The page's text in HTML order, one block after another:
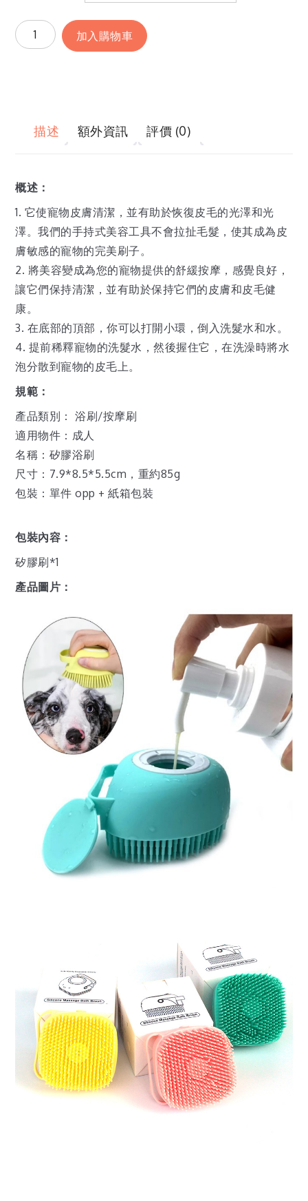
加入購物車
描述 額外資訊 評價 (0)
概述：
1. 它使寵物皮膚清潔，並有助於恢復皮毛的光澤和光
澤。我們的手持式美容工具不會拉扯毛髮，使其成為皮
膚敏感的寵物的完美刷子。
2. 將美容變成為您的寵物提供的舒緩按摩，感覺良好，
讓它們保持清潔，並有助於保持它們的皮膚和皮毛健
康。
3. 在底部的頂部，你可以打開小環，倒入洗髮水和水。
4. 提前稀釋寵物的洗髮水，然後握住它，在洗澡時將水
泡分散到寵物的皮毛上。
規範：
產品類別： 浴刷/按摩刷
適用物件：成人
名稱：矽膠浴刷
尺寸：7.9*8.5*5.5cm，重約85g
包裝：單件 opp + 紙箱包裝
包裝內容：
矽膠刷*1
產品圖片：